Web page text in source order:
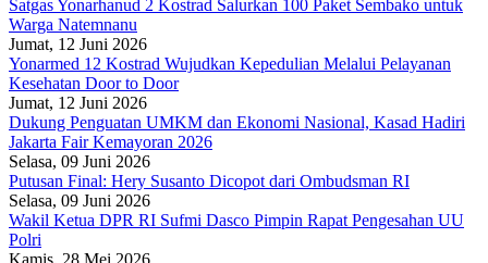
Satgas Yonarhanud 2 Kostrad Salurkan 100 Paket Sembako untuk
Warga Natemnanu
Jumat, 12 Juni 2026
Yonarmed 12 Kostrad Wujudkan Kepedulian Melalui Pelayanan
Kesehatan Door to Door
Jumat, 12 Juni 2026
Dukung Penguatan UMKM dan Ekonomi Nasional, Kasad Hadiri
Jakarta Fair Kemayoran 2026
Selasa, 09 Juni 2026
Putusan Final: Hery Susanto Dicopot dari Ombudsman RI
Selasa, 09 Juni 2026
Wakil Ketua DPR RI Sufmi Dasco Pimpin Rapat Pengesahan UU
Polri
Kamis, 28 Mei 2026